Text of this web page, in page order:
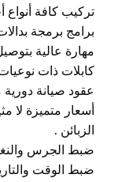
تركيب كافة أنواع
برامج برمجة
مهارة عالية
كابلات ذات
عقود صيانة دورية
أسعار متميزة لا
الزبائن .
ضبط الجرس
ضبط الوقت